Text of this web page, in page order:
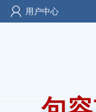
用户中心